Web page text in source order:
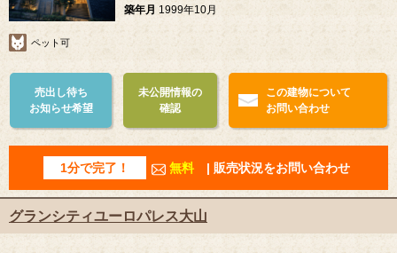
築年月 1999年10月
ペット可
売出し待ち
お知らせ希望
未公開情報の
確認
この建物について
お問い合わせ
1分で完了！ 無料 | 販売状況をお問い合わせ
グランシティユーロパレス大山